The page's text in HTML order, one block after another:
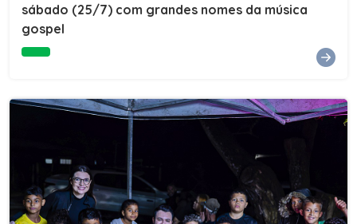
sábado (25/7) com grandes nomes da música
gospel